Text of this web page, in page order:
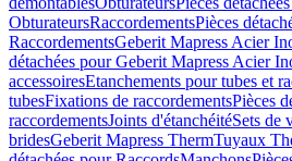
ObturateursRaccordementsPièces
RaccordementsGeberit Mapress Acier
détachées pour Geberit Mapress Acier
accessoiresEtanchements pour tubes et
tubesFixations de raccordementsPièces
raccordementsJoints d'étanchéitéSets de
bridesGeberit Mapress ThermTuyaux